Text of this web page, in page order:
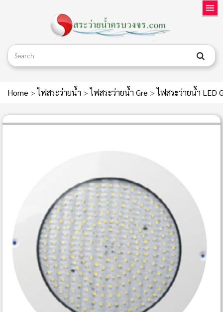
Home > ไฟสระว่ายน้ำ > ไฟสระว่ายน้ำ Gre > ไฟสระว่ายน้ำ LED